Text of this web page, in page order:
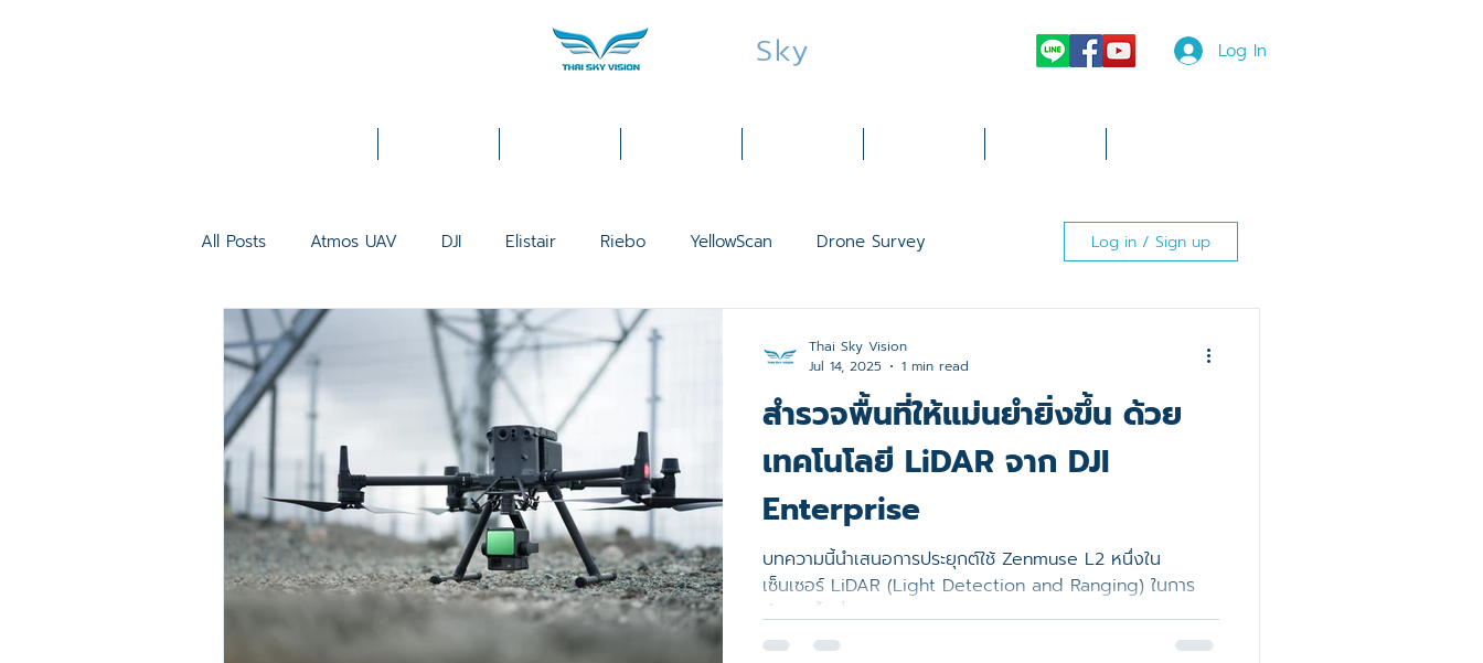
Sky Log In
All Posts Atmos UAV DJI Elistair Riebo YellowScan Drone Survey
Inspection 3D Model VTOL FIXED WING
Mavic 3 Thermal Matrice 30 Thermal Matrice 350 RTK DJI Pilot 2
Mavic 3 Enterprise Mavic 3 Multispectral Matrice 30 Series Zenmuse H30 Series
DJI L2 DJI P1 โดรนสำรวจ SenseHawk Smart City L3 software
Log in / Sign up
สำรวจพื้นที่ให้แม่นยำยิ่งขึ้น ด้วย
เทคโนโลยี LiDAR จาก DJI
Enterprise
บทความนี้นำเสนอการประยุกต์ใช้ Zenmuse L2 หนึ่งใน
เซ็นเซอร์ LiDAR (Light Detection and Ranging) ในการ
สำรวจพื้นที่ถนน...
Thai Sky Vision
Jul 14, 2025
1 min read